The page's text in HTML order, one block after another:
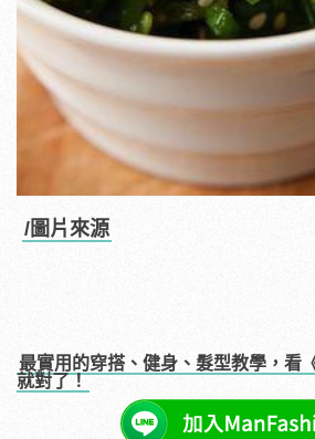
/圖片來源
最實用的穿搭、健身、髮型教學，看
就對了！